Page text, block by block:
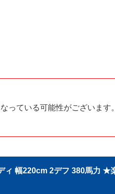
っている可能性がございます。
ィ 幅220cm 2デフ 380馬力 ★